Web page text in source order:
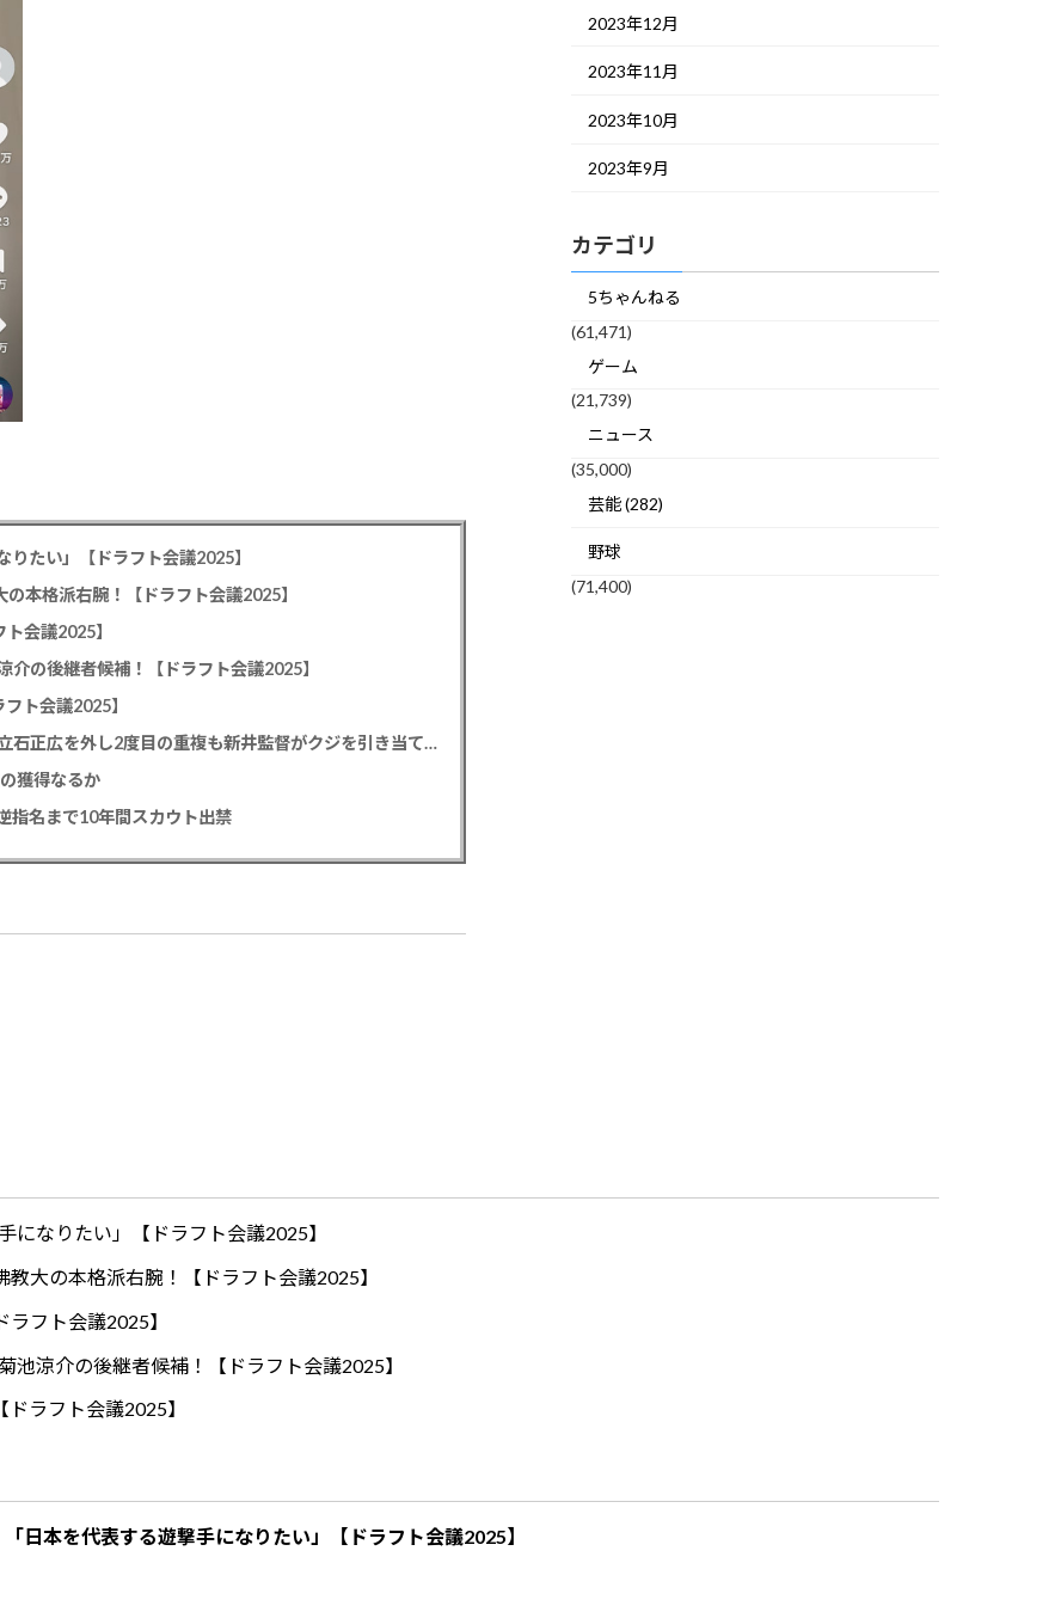
たい」【ドラフト会議2025】
本格派右腕！【ドラフト会議2025】
会議2025】
の後継者候補！【ドラフト会議2025】
ト会議2025】
カープドラ1平川蓮！187cmのスイッチヒッター！立石正広を外し2度目の重複も新井監督がクジを引き当てる！【ドラフト会議2025】
獲得なるか
指名まで10年間スカウト出禁
2023年12月
2023年11月
2023年10月
2023年9月
カテゴリ
5ちゃんねる
(61,471)
ゲーム
(21,739)
ニュース
(35,000)
芸能 (282)
野球
(71,400)
になりたい」【ドラフト会議2025】
大の本格派右腕！【ドラフト会議2025】
フト会議2025】
涼介の後継者候補！【ドラフト会議2025】
ラフト会議2025】
日本を代表する遊撃手になりたい」【ドラフト会議2025】